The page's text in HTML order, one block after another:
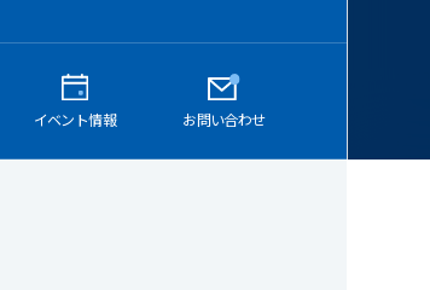
イベント情報 お問い合わせ
お知らせ